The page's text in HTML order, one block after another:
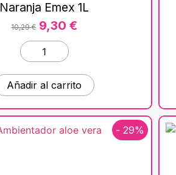
Naranja Emex 1L
10,29€ 9,30€
Añadir al carrito
- 29%